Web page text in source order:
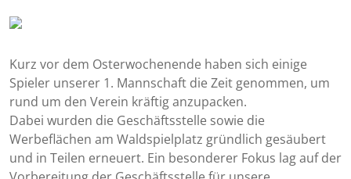
Kurz vor dem Osterwochenende haben sich einige
Spieler unserer 1. Mannschaft die Zeit genommen, um
rund um den Verein kräftig anzupacken.
Dabei wurden die Geschäftsstelle sowie die
Werbeflächen am Waldspielplatz gründlich gesäubert
und in Teilen erneuert. Ein besonderer Fokus lag auf der